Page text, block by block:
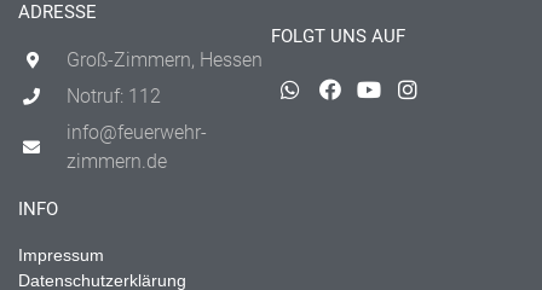
ADRESSE
Groß-Zimmern, Hessen
Notruf: 112
info@feuerwehr-
zimmern.de
FOLGT UNS AUF
INFO
Impressum
Datenschutzerklärung